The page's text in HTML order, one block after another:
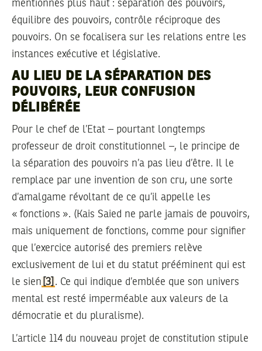
mentionnés plus haut : séparation des pouvoirs,
équilibre des pouvoirs, contrôle réciproque des
pouvoirs. On se focalisera sur les relations entre les
instances exécutive et législative.
AU LIEU DE LA SÉPARATION DES
POUVOIRS, LEUR CONFUSION
DÉLIBÉRÉE
Pour le chef de l’Etat – pourtant longtemps
professeur de droit constitutionnel –, le principe de
la séparation des pouvoirs n’a pas lieu d’être. Il le
remplace par une invention de son cru, une sorte
d’amalgame révoltant de ce qu’il appelle les
« fonctions ». (Kais Saied ne parle jamais de pouvoirs,
mais uniquement de fonctions, comme pour signifier
que l’exercice autorisé des premiers relève
exclusivement de lui et du statut prééminent qui est
le sien [3] . Ce qui indique d’emblée que son univers
mental est resté imperméable aux valeurs de la
démocratie et du pluralisme).
L’article 114 du nouveau projet de constitution stipule